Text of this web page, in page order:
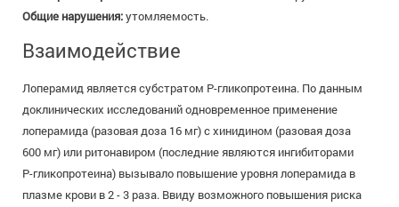
Общие нарушения:утомляемость.
Взаимодействие
Лоперамид является субстратом Р-гликопротеина. По данным
доклинических исследований одновременное применение
лоперамида (разовая доза 16 мг) с хинидином (разовая доза
600 мг) или ритонавиром (последние являются ингибиторами
Р-гликопротеина) вызывало повышение уровня лоперамида в
плазме крови в 2 - 3 раза. Ввиду возможного повышения риска